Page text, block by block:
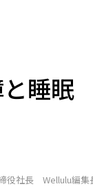
睡眠
役社長 Wellulu編集